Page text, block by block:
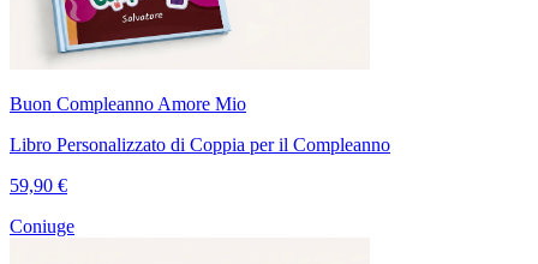
Buon Compleanno Amore Mio
Libro Personalizzato di Coppia per il Compleanno
59,90 €
Coniuge